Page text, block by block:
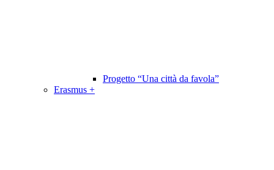
Progetto “Una città da favola”
Erasmus +